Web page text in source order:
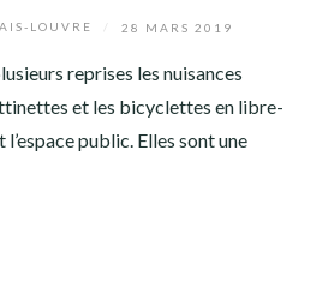
LOUVRE 28 MARS 2019
reprises les nuisances
et les bicyclettes en libre-
public. Elles sont une